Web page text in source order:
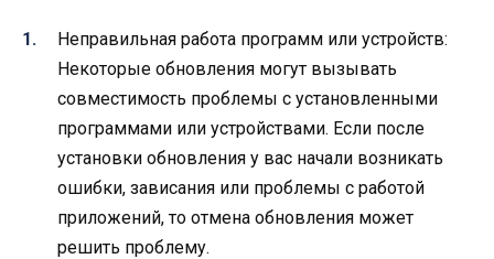
Неправильная работа программ или устройств:
Некоторые обновления могут вызывать
совместимость проблемы с установленными
программами или устройствами. Если после
установки обновления у вас начали возникать
ошибки, зависания или проблемы с работой
приложений, то отмена обновления может
решить проблему.